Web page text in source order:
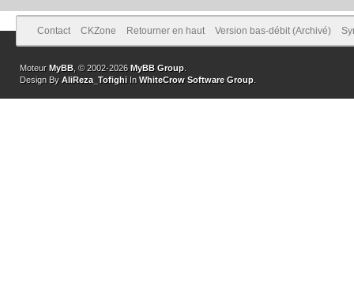
Contact CKZone Retourner en haut Version bas-débit (Archivé)
Moteur MyBB , © 2002-2026MyBB Group
Design By AliReza_Tofighi In WhiteCrow Software Group